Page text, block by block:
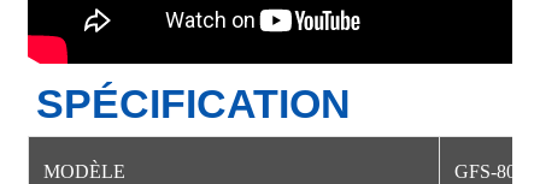
SPÉCIFICATION
MODÈLE GFS-800-